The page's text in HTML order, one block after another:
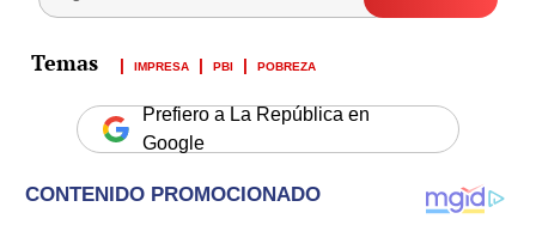
IMPRESA PBI POBREZA
Prefiero a La República en
Google